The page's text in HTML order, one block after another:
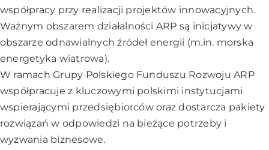
współpracy przy realizacji projektów innowacyjnych.
Ważnym obszarem działalności ARP są inicjatywy w
obszarze odnawialnych źródeł energii (m.in. morska
energetyka wiatrowa).
W ramach Grupy Polskiego Funduszu Rozwoju ARP
współpracuje z kluczowymi polskimi instytucjami
wspierającymi przedsiębiorców oraz dostarcza pakiety
rozwiązań w odpowiedzi na bieżące potrzeby i
wyzwania biznesowe.